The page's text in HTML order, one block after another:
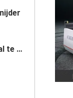
CNC Bladmachine Om metaal te snijden